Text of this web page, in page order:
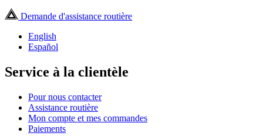
Demande d'assistance routière
English
Español
Service à la clientèle
Pour nous contacter
Assistance routière
Mon compte et mes commandes
Paiements